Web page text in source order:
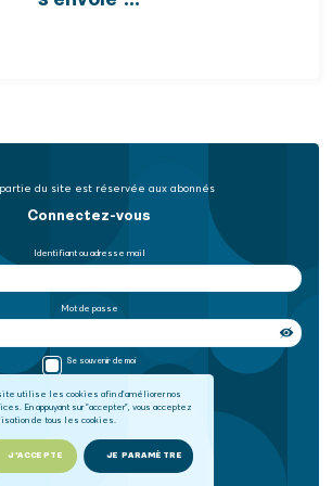
utilise les cookies afin d'améliorer nos
En appuyant sur "accepter", vous acceptez
de tous les cookies.
J'ACCEPTE JE PARAMÈTRE
du site est réservée aux abonnés
Connectez-vous
Identifiant ou adresse mail
Mot de passe
Se souvenir de moi
SE CONNECTER
Mot de passe oublié